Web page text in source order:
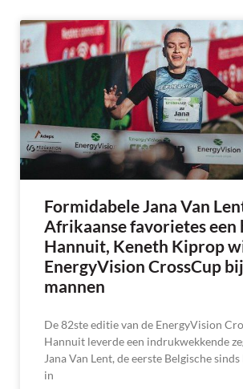
Formidabele Jana Van
Afrikaanse favorietes een
Hannuit, Keneth Kiprop
EnergyVision CrossCup
mannen
De 82ste editie van de EnergyVision
Hannuit leverde een indrukwekkende
Jana Van Lent, de eerste Belgische
in